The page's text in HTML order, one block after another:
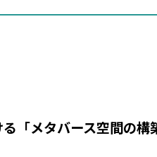
「メタバース空間の構